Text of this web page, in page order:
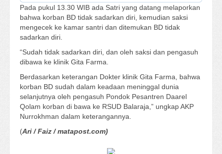
Pada pukul 13.30 WIB ada Satri yang datang melaporkan
bahwa korban BD tidak sadarkan diri, kemudian saksi
mengecek ke kamar santri dan ditemukan BD tidak
sadarkan diri.
“Sudah tidak sadarkan diri, dan oleh saksi dan pengasuh
dibawa ke klinik Gita Farma.
Berdasarkan keterangan Dokter klinik Gita Farma, bahwa
korban BD sudah dalam keadaan meninggal dunia
selanjutnya oleh pengasuh Pondok Pesantren Daarel
Qolam korban di bawa ke RSUD Balaraja,” ungkap AKP
Nurrokhman dalam keterangannya.
(Ari / Faiz / matapost.com)